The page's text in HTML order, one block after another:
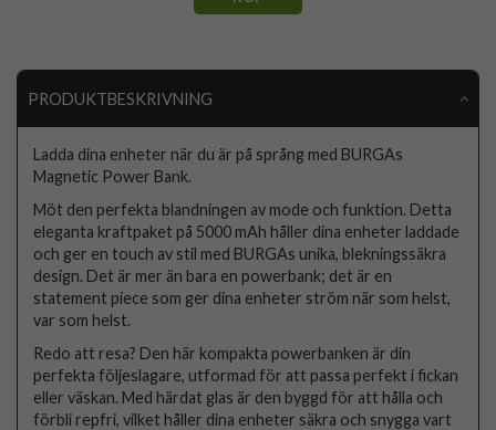
PRODUKTBESKRIVNING
Ladda dina enheter när du är på språng med BURGAs
Magnetic Power Bank.
Möt den perfekta blandningen av mode och funktion. Detta
eleganta kraftpaket på 5000 mAh håller dina enheter laddade
och ger en touch av stil med BURGAs unika, blekningssäkra
design. Det är mer än bara en powerbank; det är en
statement piece som ger dina enheter ström när som helst,
var som helst.
Redo att resa? Den här kompakta powerbanken är din
perfekta följeslagare, utformad för att passa perfekt i fickan
eller väskan. Med härdat glas är den byggd för att hålla och
förbli repfri, vilket håller dina enheter säkra och snygga vart